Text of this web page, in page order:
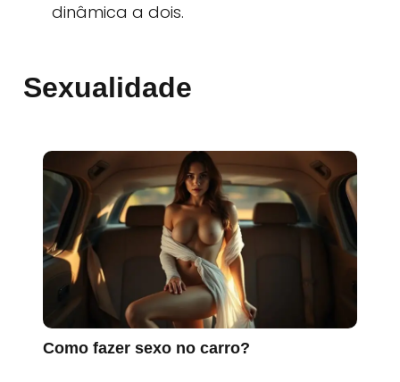
dinâmica a dois.
Sexualidade
Como fazer sexo no carro?